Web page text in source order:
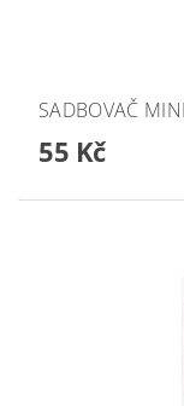
SADBOVAČ
55 Kč